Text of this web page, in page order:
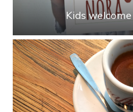
Kids